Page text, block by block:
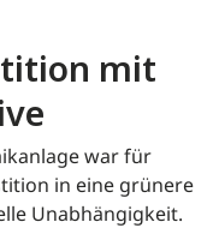
mit
war für
in eine grünere
Unabhängigkeit.